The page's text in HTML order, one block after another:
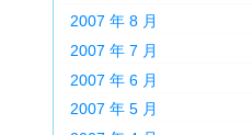
2007 年 8 月
2007 年 7 月
2007 年 6 月
2007 年 5 月